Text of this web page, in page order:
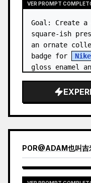
VER PROMPT
Goal: Create
square-ish
an ornate
badge for
Nike
gloss enamel
Canvas: Wide
POR@ADAM也叫吉